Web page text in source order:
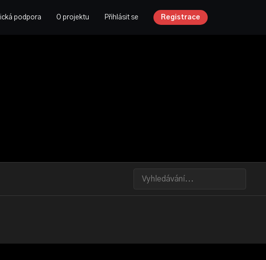
podpora O projektu Přihlásit se Registrace